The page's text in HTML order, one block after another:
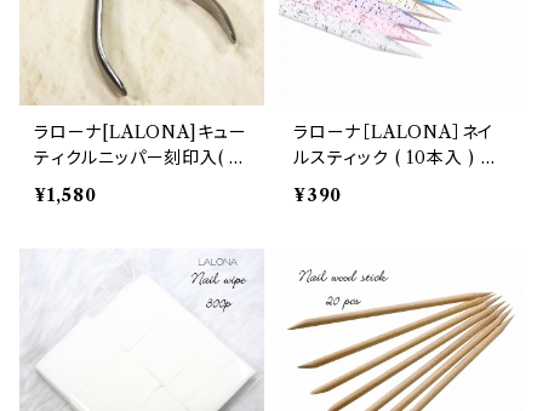
ステッカーシール
ジュエリー
ホイル・フレーク
ブリオン
ビット
ラローナ[LALONA]キュー
ティクルニッパー刻印入( 刃
先7mm ) ( シルバー )ネイ
ル/甘皮処理/ジェルネイル/
¥1,580
ラローナ［LALONA］ネイ
ルスティック ( 10本入 ) キ
ューティクルケア/ウッドス
ティック/オレンジスティック
¥390